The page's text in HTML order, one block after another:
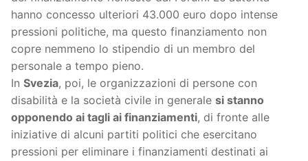
hanno concesso ulteriori 43.000 euro dopo intense
pressioni politiche, ma questo finanziamento non
copre nemmeno lo stipendio di un membro del
personale a tempo pieno.
In Svezia, poi, le organizzazioni di persone con
disabilità e la società civile in generale si stanno
opponendo ai tagli ai finanziamenti, di fronte alle
iniziative di alcuni partiti politici che esercitano
pressioni per eliminare i finanziamenti destinati ai